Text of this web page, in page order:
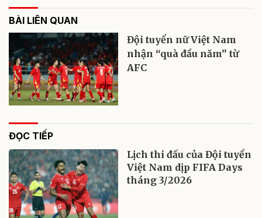
BÀI LIÊN QUAN
Đội tuyển nữ Việt Nam
nhận “quà đầu năm” từ
AFC
ĐỌC TIẾP
Lịch thi đấu của Đội tuyển
Việt Nam dịp FIFA Days
tháng 3/2026